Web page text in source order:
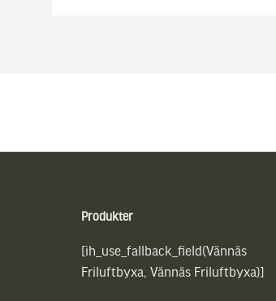
Produkter
[ih_use_fallback_field(Vännäs
Friluftbyxa, Vännäs Friluftbyxa)]